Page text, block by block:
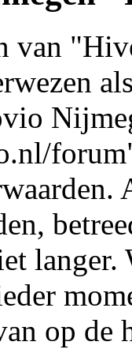
van
langer.
op de